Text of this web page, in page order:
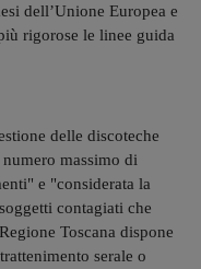
dell’Unione Europea e
rigorose le linee guida
delle discoteche
massimo di
e "considerata la
contagiati che
Toscana dispone
serale o